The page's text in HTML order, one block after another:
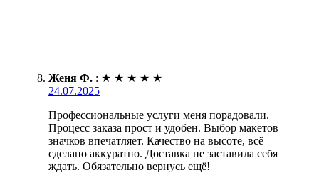
Женя Ф. : ★ ★ ★ ★ ★
24.07.2025
Профессиональные услуги меня порадовали.
Процесс заказа прост и удобен. Выбор макетов
значков впечатляет. Качество на высоте, всё
сделано аккуратно. Доставка не заставила себя
ждать. Обязательно вернусь ещё!